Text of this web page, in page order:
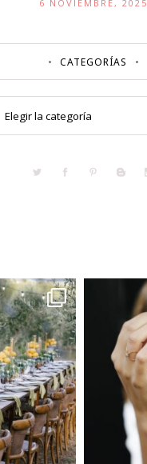
6 NOVIEMBRE, 2025
CATEGORÍAS